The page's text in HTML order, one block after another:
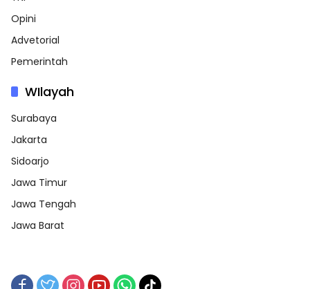
Opini
Advetorial
Pemerintah
WIlayah
Surabaya
Jakarta
Sidoarjo
Jawa Timur
Jawa Tengah
Jawa Barat